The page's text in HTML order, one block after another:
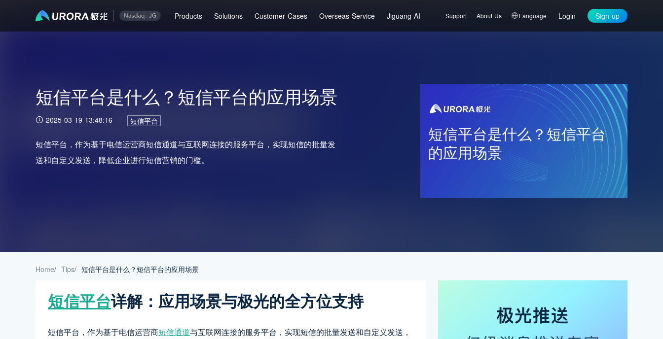
Products Solutions Customer Cases Overseas Service Jiguang AI Support About Us Language Login Sign up
短信平台是什么？短信平台的应用场景
2025-03-19 13:48:16 短信平台
短信平台，作为基于电信运营商短信通道与互联网连接的服务平台，实现短信的批量发
送和自定义发送，降低企业进行短信营销的门槛。
Home/ Tips/ 短信平台是什么？短信平台的应用场景
短信平台详解：应用场景与极光的全方位支持
短信平台，作为基于电信运营商短信通道与互联网连接的服务平台，实现短信的批量发送和自定义发送，